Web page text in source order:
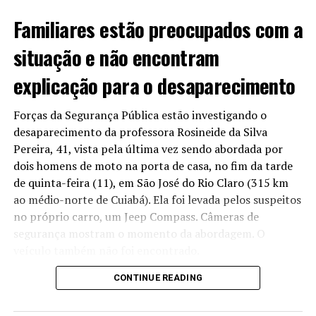
Em caso de não cumprimento, seria aplicada uma multa
de R$ 54 milhões. O que não aconteceu até o momento.
Acusados de omissão
Para o presidente da Assembleia, o atraso da entrega
não pode ser tolerado e exige que o contrato seja
cumprido e que providências mais duras, como multa,
sejam aplicadas. Para ele, a falta de aplicação pode ser
tratada como “omissão” política por parte dos
“Infelizmente, tem empresas que ganham licitação e
não têm capacidade de fazer aquilo que se propõe fazer
Familiares estão preocupados com a
situação e não encontram
explicação para o desaparecimento
Forças da Segurança Pública estão investigando o
desaparecimento da professora Rosineide da Silva
Pereira, 41, vista pela última vez sendo abordada por
dois homens de moto na porta de casa, no fim da tarde
de quinta-feira (11), em São José do Rio Claro (315 km
ao médio-norte de Cuiabá). Ela foi levada pelos suspeitos
no próprio carro, um Jeep Compass. Câmeras de
segurança mostram o momento da abordagem. O
Reportagem apurou que amigos da professora,
CONTINUE READING